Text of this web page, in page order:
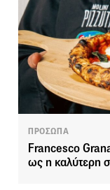
ΠΡΟΣΩΠΑ
Francesco
ως η καλύτερη